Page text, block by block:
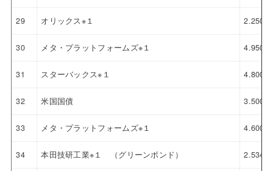
29 オリックス※１ 2.250%
30 メタ・プラットフォームズ※１ 4.950%
31 スターバックス※１ 4.800%
32 米国国債 3.500%
33 メタ・プラットフォームズ※１ 4.600%
34 本田技研工業※１ （グリーンボンド） 2.534%